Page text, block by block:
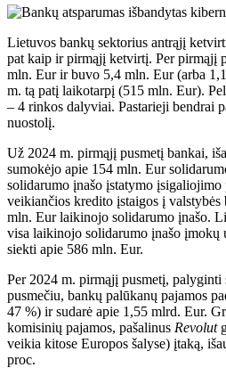
Lietuvos bankų sektorius antrąjį
pat kaip ir pirmąjį ketvirtį. Per pirmąjį
mln. Eur ir buvo 5,4 mln. Eur (arba
m. tą patį laikotarpį (515 mln. Eur).
– 4 rinkos dalyviai. Pastarieji bendrai
nuostolį.
Už 2024 m. pirmąjį pusmetį bankai,
sumokėjo apie 154 mln. Eur
solidarumo įnašo įstatymo
veikiančios kredito įstaigos į valstybės
mln. Eur laikinojo solidarumo įnašo.
visa laikinojo solidarumo įnašo įmokų
siekti apie 586 mln. Eur.
Per 2024 m. pirmąjį pusmetį,
pusmečiu, bankų palūkanų pajamos
47 %) ir sudarė apie 1,55 mlrd. Eur.
komisinių pajamos, pašalinus Revolut
veikia kitose Europos šalyse) įtaką,
proc.